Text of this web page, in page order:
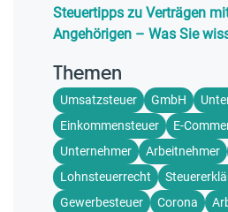
Steuertipps zu Verträgen
Angehörigen – Was Sie
Themen
Umsatzsteuer GmbH
Einkommensteuer
E-
Unternehmer
Arbeitnehmer
Lohnsteuerrecht
Gewerbesteuer
Corona